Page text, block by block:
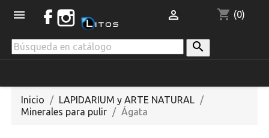
 shopping_cart (0)


Inicio
LAPIDARIUM y ARTE NATURAL
Minerales para pulir
Ágata